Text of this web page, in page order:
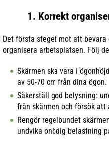
1. Korrekt
Det första steget mot att
organisera arbetsplatsen. Följ
Skärmen ska vara i
av 50-70 cm från dina ögon.
Säkerställ god belysning:
från skärmen och försök
Rengör regelbundet
undvika onödig belastning